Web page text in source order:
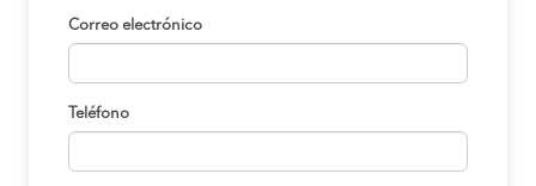
Correo electrónico
Teléfono